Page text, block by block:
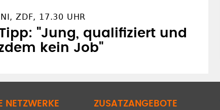
ZDF, 17.30 UHR
"Jung, qualifiziert und
kein Job"
NETZWERKE ZUSATZANGEBOTE